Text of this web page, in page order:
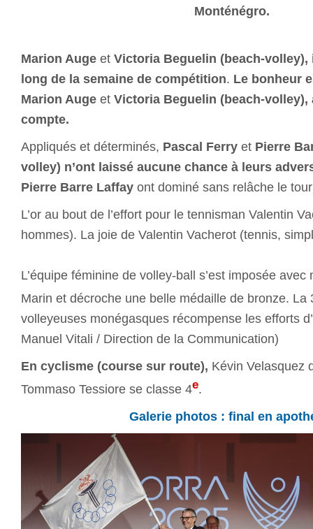
Monténégro.
Marion Auge et Victoria Beguelin (beach-
long de la semaine de compétition. Le bonheur
Marion Auge et Victoria Beguelin (beach-volley),
compte.
Appliqués et déterminés, Pascal Ferry et Pierre
volley) n’ont laissé aucune chance à leurs
Pierre Barre Laffay ont dominé sans relâche le
L’or au bout de l’effort pour le tennisman Valentin
hommes). La joie de Valentin Vacherot (tennis,
L’équipe féminine de volley-ball s’est imposée
Marin et décroche une belle médaille de bronze. La
volleyeuses monégasques récompense les efforts
Manuel Vitali / Direction de la Communication)
En cyclisme (course sur route), Kévin Velasquez
Tommaso Tessiore se classe 4e.
Galerie photos : final en